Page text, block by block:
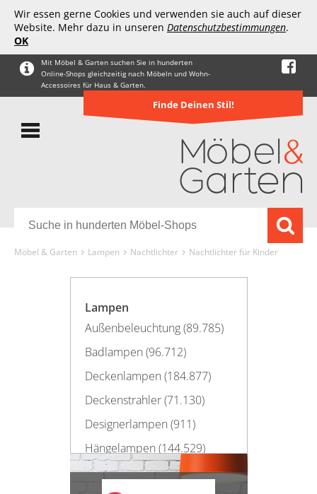
Wir essen gerne Cookies und verwenden sie auch auf dieser
Website. Mehr dazu in unseren Datenschutzbestimmungen.
OK
Mit Möbel & Garten suchen Sie in hunderten
Online-Shops gleichzeitig nach Möbeln und Wohn-
Accessoires für Haus & Garten.
Finde Deinen Stil!
Möbel & Garten Lampen Nachtlichter Nachtlichter für Kinder
Lampen
Außenbeleuchtung (89.785)
Badlampen (96.712)
Deckenlampen (184.877)
Deckenstrahler (71.130)
Designerlampen (911)
Hängelampen (144.529)
Kronleuchter (28.916)